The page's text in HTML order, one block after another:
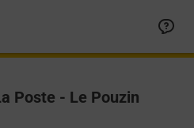
Poste - Le Pouzin